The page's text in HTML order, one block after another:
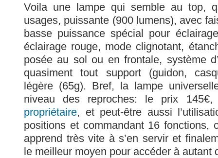
Voila une lampe qui semble au top,
usages, puissante (900 lumens), avec
basse puissance spécial pour
éclairage rouge, mode clignotant,
posée au sol ou en frontale, système
quasiment tout support (guidon,
légère (65g). Bref, la lampe
niveau des reproches: le prix
propriétaire, et peut-être aussi
positions et commandant 16 fonctions,
apprend très vite à s’en servir et
le meilleur moyen pour accéder à autant